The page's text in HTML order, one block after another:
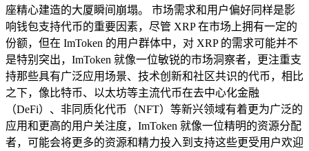
座精心建造的大厦瞬间崩塌。 市场需求和用户偏好同样是影
响钱包支持代币的重要因素，尽管 XRP 在市场上拥有一定的
份额，但在 ImToken 的用户群体中，对 XRP 的需求可能并不
是特别突出，ImToken 就像一位敏锐的市场洞察者，更注重支
持那些具有广泛应用场景、技术创新和社区共识的代币，相比
之下，像比特币、以太坊等主流代币在去中心化金融
（DeFi）、非同质化代币（NFT）等新兴领域有着更为广泛的
应用和更高的用户关注度，ImToken 就像一位精明的资源分配
者，可能会将更多的资源和精力投入到支持这些更受用户欢迎